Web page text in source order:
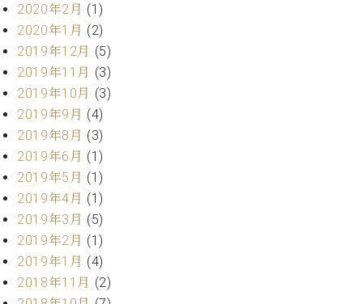
介
調
律
料
金
表
問
い
合
わ
せ
尾山調律師のブ
ログ Die
Musikgasse（音
楽の小道）
2020年2月 (1)
2020年1月 (2)
2019年12月 (5)
2019年11月 (3)
2019年10月 (3)
2019年9月 (4)
2019年8月 (3)
2019年6月 (1)
2019年5月 (1)
2019年4月 (1)
2019年3月 (5)
2019年2月 (1)
2019年1月 (4)
2018年11月 (2)